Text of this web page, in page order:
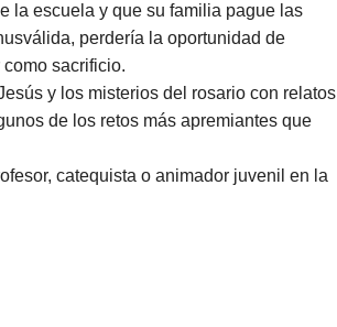
la escuela y que su familia pague las
perdería la oportunidad de
sacrificio.
y los misterios del rosario con relatos
de los retos más apremiantes que
catequista o animador juvenil en la